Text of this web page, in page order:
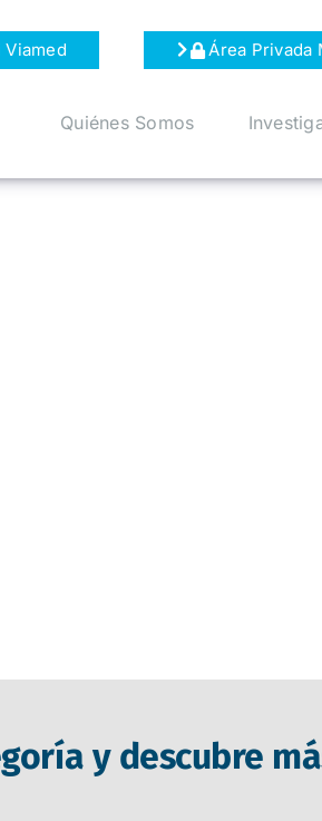
Viamed Área Privada
Quiénes Somos
y descubre